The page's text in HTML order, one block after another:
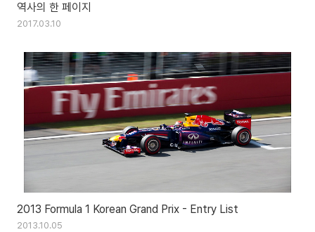
역사의 한 페이지
2017.03.10
2013 Formula 1 Korean Grand Prix - Entry List
2013.10.05